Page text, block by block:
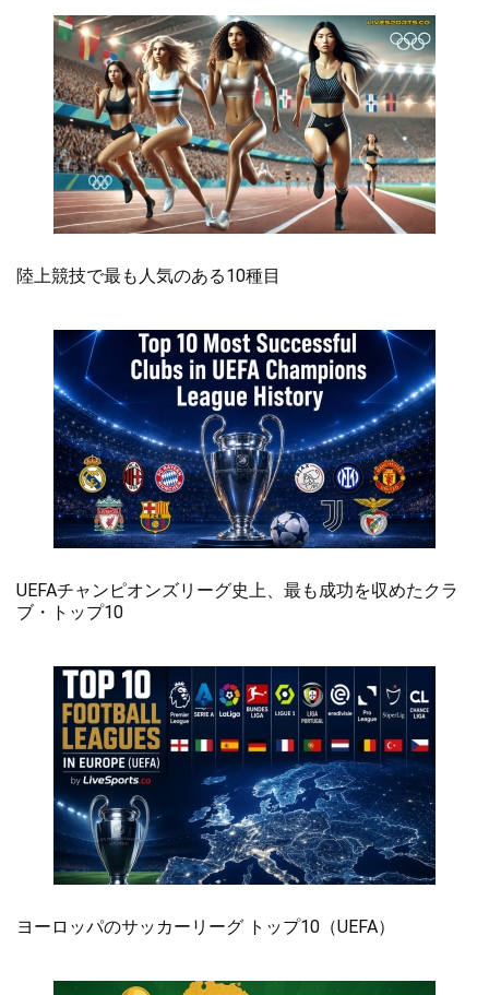
陸上競技で最も人気のある10種目
UEFAチャンピオンズリーグ史上、最も成功を収めたクラ
ブ・トップ10
ヨーロッパのサッカーリーグ トップ10（UEFA）